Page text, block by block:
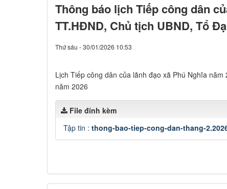
Thông báo lịch Tiếp công dân
TT.HĐND, Chủ tịch UBND, Tổ
Thứ sáu - 30/01/2026 10:53
Lịch Tiếp công dân của lãnh đạo xã Phú Nghĩa
năm 2026
File đính kèm
Tập tin : thong-bao-tiep-cong-dan-thang-